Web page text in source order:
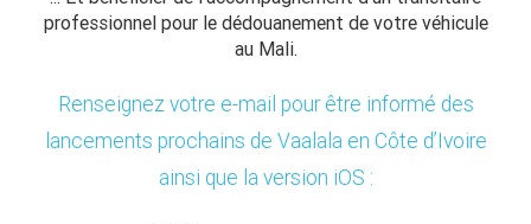
professionnel pour le dédouanement de votre véhicule
au Mali.
Renseignez votre e-mail pour être informé des
lancements prochains de Vaalala en Côte d’Ivoire
ainsi que la version iOS :